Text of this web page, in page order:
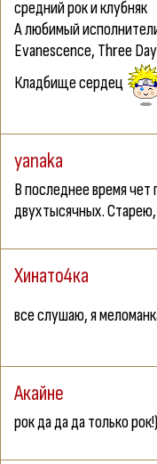
средний рок и клубняк
А любимый
Evanescence, Three
Кладбище сердец
yanaka
В последнее время чет
двухтысячных.
Хинато4ка
все слушаю, я
Акайне
рок да да да только